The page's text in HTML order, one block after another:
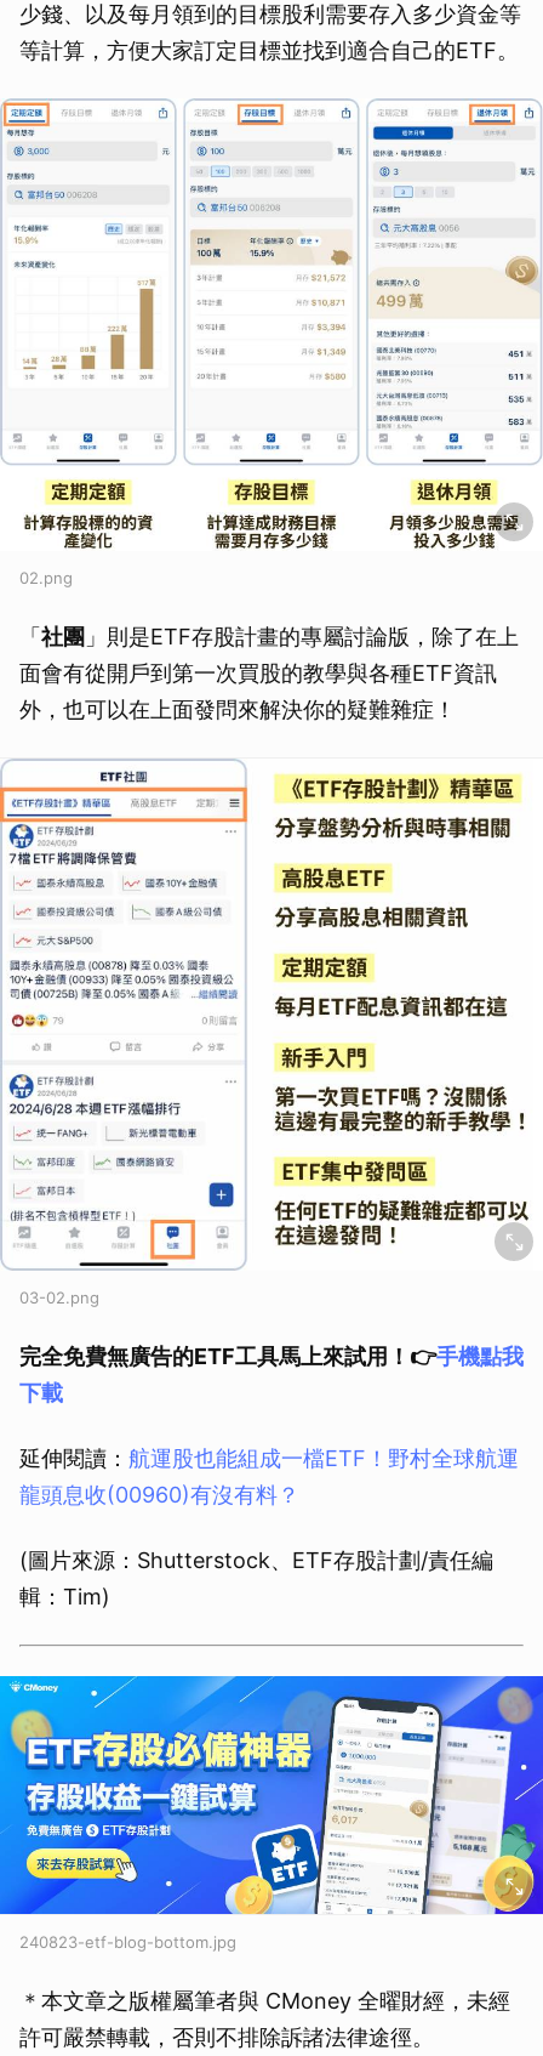
少錢、以及每月領到的目標股利需要存入多少資金等
等計算，方便大家訂定目標並找到適合自己的ETF。
02.png
「 社團 」則是ETF存股計畫的專屬討論版，除了在上
面會有從開戶到第一次買股的教學與各種ETF資訊
外，也可以在上面發問來解決你的疑難雜症！
03-02.png
完全免費無廣告的ETF工具馬上來試用！👉手機點我
下載
延伸閱讀： 航運股也能組成一檔ETF！野村全球航運
龍頭息收(00960)有沒有料？
(圖片來源：Shutterstock、ETF存股計劃/責任編
輯：Tim)
240823-etf-blog-bottom.jpg
＊本文章之版權屬筆者與 CMoney 全曜財經，未經
許可嚴禁轉載，否則不排除訴諸法律途徑。
取消